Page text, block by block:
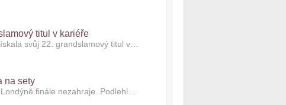
titul v kariéře
svůj 22. grandslamový titul v…
na sety
finále nezahraje. Podlehl…